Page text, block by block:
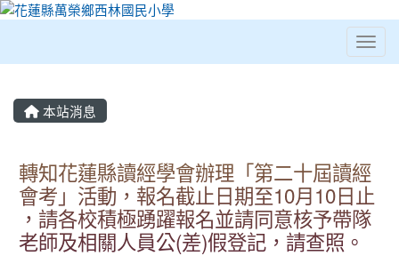
⏸
本站消息
轉知花蓮縣讀經學會辦理「第二十屆讀經
會考」活動，報名截止日期至10月10日止
，請各校積極踴躍報名並請同意核予帶隊
老師及相關人員公(差)假登記，請查照。